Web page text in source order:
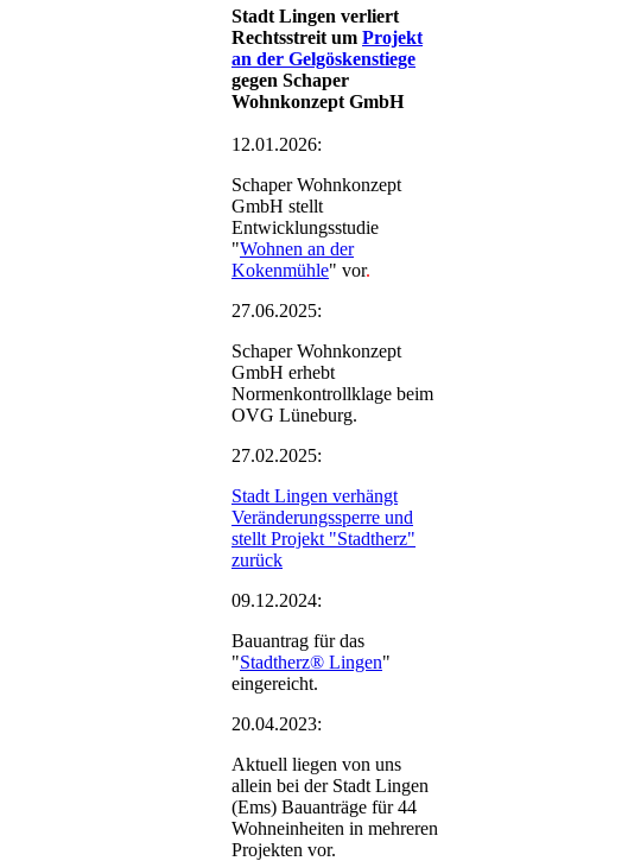
Stadt Lingen verliert
Rechtsstreit um Projekt
an der Gelgöskenstiege
gegen Schaper
Wohnkonzept GmbH
12.01.2026:
Schaper Wohnkonzept
GmbH stellt
Entwicklungsstudie
"Wohnen an der
Kokenmühle" vor.
27.06.2025:
Schaper Wohnkonzept
GmbH erhebt
Normenkontrollklage beim
OVG Lüneburg.
27.02.2025:
Stadt Lingen verhängt
Veränderungssperre und
stellt Projekt "Stadtherz"
zurück
09.12.2024:
Bauantrag für das
"Stadtherz® Lingen"
eingereicht.
20.04.2023:
Aktuell liegen von uns
allein bei der Stadt Lingen
(Ems) Bauanträge für 44
Wohneinheiten in mehreren
Projekten vor.